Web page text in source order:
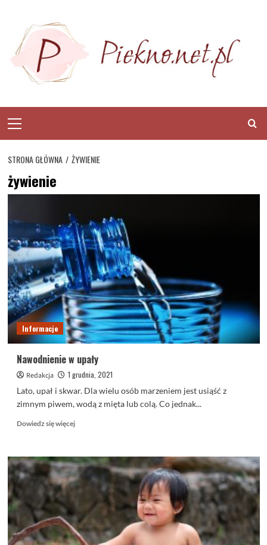
content
Menu
STRONA GŁÓWNA ŻYWIENIE
żywienie
Informacje
Nawodnienie w upały
Redakcja
1 grudnia, 2021
Lato, upał i skwar. Dla wielu osób marzeniem jest usiąść z
zimnym piwem, wodą z mięta lub colą. Co jednak...
Dowiedz się więcejDowiedz
o
Nawodnienie
w
upały